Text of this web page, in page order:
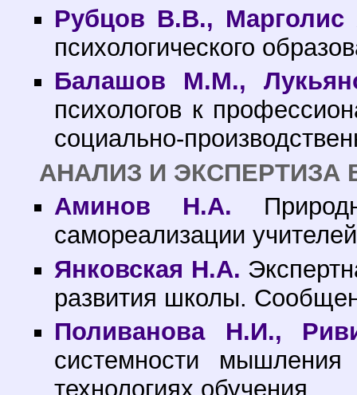
Рубцов В.В., Марголис
психологического
Балашов М.М.,
психологов к
социально-
АНАЛИЗ И ЭКСПЕРТИЗА
Аминов Н.А.
самореализации
Янковская Н.А.
развития школы.
Поливанова Н.И.,
системности
технологиях обучения